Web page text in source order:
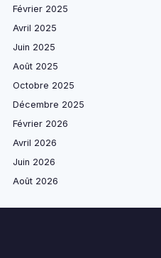
Février 2025
Avril 2025
Juin 2025
Août 2025
Octobre 2025
Décembre 2025
Février 2026
Avril 2026
Juin 2026
Août 2026